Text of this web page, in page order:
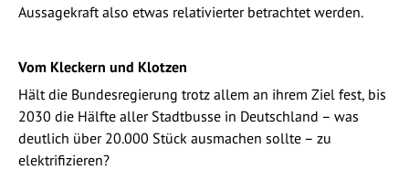
Aussagekraft also etwas relativierter betrachtet werden.
Vom Kleckern und Klotzen
Hält die Bundesregierung trotz allem an ihrem Ziel fest, bis
2030 die Hälfte aller Stadtbusse in Deutschland – was
deutlich über 20.000 Stück ausmachen sollte – zu
elektrifizieren?